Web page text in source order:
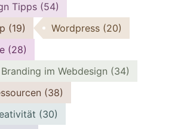
Tipps (54)
(19) Wordpress (20)
(28)
im Webdesign (34)
(38)
(30)